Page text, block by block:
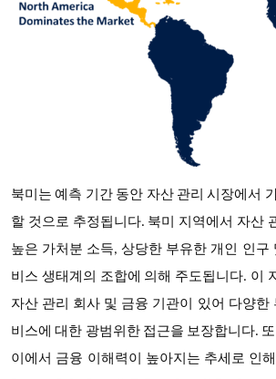
북미는 예측 기간 동안 자산 관리 시장에서
할 것으로 추정됩니다. 북미 지역에서 자산
높은 가처분 소득, 상당한 부유한 개인 인구
비스 생태계의 조합에 의해 주도됩니다. 이
자산 관리 회사 및 금융 기관이 있어 다양한
비스에 대한 광범위한 접근을 보장합니다.
이에서 금융 이해력이 높아지는 추세로 인